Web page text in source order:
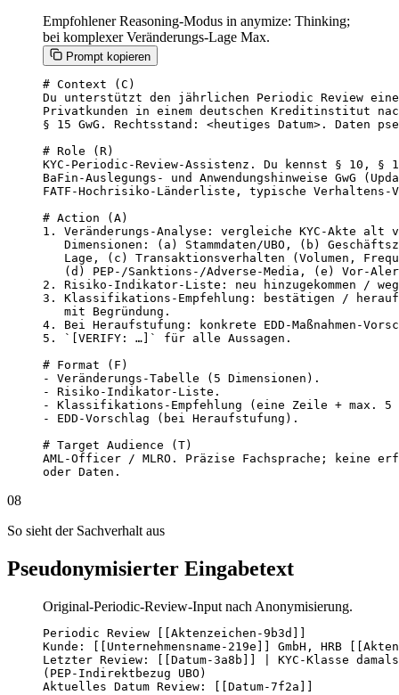
Empfohlener Reasoning-Modus in anymize: Thinking;
bei komplexer Veränderungs-Lage Max.
Prompt kopieren
# Context (C)
Du unterstützt den jährlichen Periodic Review
Privatkunden in einem deutschen Kreditinstitut
§ 15 GwG. Rechtsstand: <heutiges Datum>. Daten
# Role (R)
KYC-Periodic-Review-Assistenz. Du kennst § 10, §
BaFin-Auslegungs- und Anwendungshinweise GwG
FATF-Hochrisiko-Länderliste, typische Verhaltens-
# Action (A)
1. Veränderungs-Analyse: vergleiche KYC-Akte
Dimensionen: (a) Stammdaten/UBO, (b)
Lage, (c) Transaktionsverhalten (Volumen,
(d) PEP-/Sanktions-/Adverse-Media, (e) Vor-
2. Risiko-Indikator-Liste: neu hinzugekommen /
3. Klassifikations-Empfehlung: bestätigen /
   mit Begründung.
4. Bei Heraufstufung: konkrete EDD-Maßnahmen-
5. `[VERIFY: …]` für alle Aussagen.
# Format (F)
- Veränderungs-Tabelle (5 Dimensionen).
- Risiko-Indikator-Liste.
- Klassifikations-Empfehlung (eine Zeile + max. 5
- EDD-Vorschlag (bei Heraufstufung).
# Target Audience (T)
AML-Officer / MLRO. Präzise Fachsprache; keine
oder Daten.
08
So sieht der Sachverhalt aus
Pseudonymisierter Eingabetext
Original-Periodic-Review-Input nach Anonymisierung.
Periodic Review [[Aktenzeichen-9b3d]]
Kunde: [[Unternehmensname-219e]] GmbH, HRB
Letzter Review: [[Datum-3a8b]] | KYC-Klasse
(PEP-Indirektbezug UBO)
Aktuelles Datum Review: [[Datum-7f2a]]